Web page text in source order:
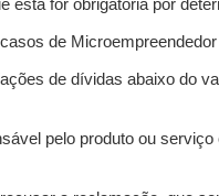
esta for obrigatória por
de
de dívidas abaixo do
pelo produto ou